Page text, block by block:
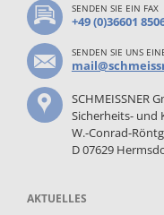
SENDEN SIE EIN FAX
+49 (0)36601
SENDEN SIE UNS
SCHMEISSNER
Sicherheits-
W.-Conrad-
D 07629
AKTUELLES